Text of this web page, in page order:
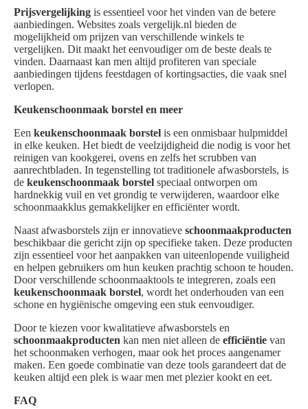
Prijsvergelijking is essentieel voor het vinden van de betere
aanbiedingen. Websites zoals vergelijk.nl bieden de
mogelijkheid om prijzen van verschillende winkels te
vergelijken. Dit maakt het eenvoudiger om de beste deals te
vinden. Daarnaast kan men altijd profiteren van speciale
aanbiedingen tijdens feestdagen of kortingsacties, die vaak snel
verlopen.
Keukenschoonmaak borstel en meer
Een keukenschoonmaak borstel is een onmisbaar hulpmiddel
in elke keuken. Het biedt de veelzijdigheid die nodig is voor het
reinigen van kookgerei, ovens en zelfs het scrubben van
aanrechtbladen. In tegenstelling tot traditionele afwasborstels, is
de keukenschoonmaak borstel speciaal ontworpen om
hardnekkig vuil en vet grondig te verwijderen, waardoor elke
schoonmaakklus gemakkelijker en efficiënter wordt.
Naast afwasborstels zijn er innovatieve schoonmaakproducten
beschikbaar die gericht zijn op specifieke taken. Deze producten
zijn essentieel voor het aanpakken van uiteenlopende vuiligheid
en helpen gebruikers om hun keuken prachtig schoon te houden.
Door verschillende schoonmaaktools te integreren, zoals een
keukenschoonmaak borstel, wordt het onderhouden van een
schone en hygiënische omgeving een stuk eenvoudiger.
Door te kiezen voor kwalitatieve afwasborstels en
schoonmaakproducten kan men niet alleen de efficiëntie van
het schoonmaken verhogen, maar ook het proces aangenamer
maken. Een goede combinatie van deze tools garandeert dat de
keuken altijd een plek is waar men met plezier kookt en eet.
FAQ